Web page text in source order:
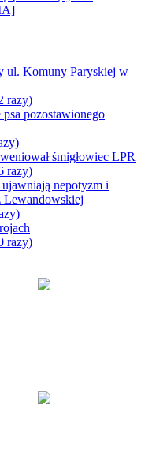
ul. Komuny Paryskiej w
razy)
pozostawionego
śmigłowiec LPR
razy)
nepotyzm i
Lewandowskiej
razy)